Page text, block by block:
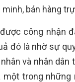
bán hàng
công nhận
đó là nhờ sự
và nhân
trong